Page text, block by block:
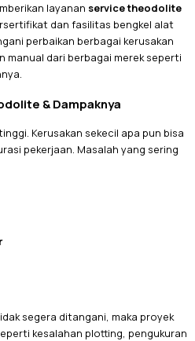
layanan service theodolite
dan fasilitas bengkel alat
perbaikan berbagai kerusakan
manual dari berbagai merek seperti
& Dampaknya
Kerusakan sekecil apa pun bisa
pekerjaan. Masalah yang sering
segera ditangani, maka proyek
kesalahan plotting, pengukuran